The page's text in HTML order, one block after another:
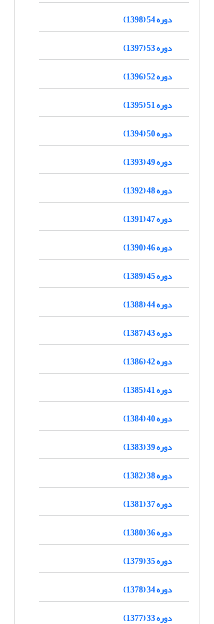
دوره 54 (1398)
دوره 53 (1397)
دوره 52 (1396)
دوره 51 (1395)
دوره 50 (1394)
دوره 49 (1393)
دوره 48 (1392)
دوره 47 (1391)
دوره 46 (1390)
دوره 45 (1389)
دوره 44 (1388)
دوره 43 (1387)
دوره 42 (1386)
دوره 41 (1385)
دوره 40 (1384)
دوره 39 (1383)
دوره 38 (1382)
دوره 37 (1381)
دوره 36 (1380)
دوره 35 (1379)
دوره 34 (1378)
دوره 33 (1377)